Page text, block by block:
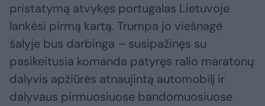
pristatymą atvykęs portugalas Lietuvoje
lankėsi pirmą kartą. Trumpa jo viešnagė
šalyje bus darbinga – susipažinęs su
pasikeitusia komanda patyręs ralio maratonų
dalyvis apžiūrės atnaujintą automobilį ir
dalyvaus pirmuosiuose bandomuosiuose